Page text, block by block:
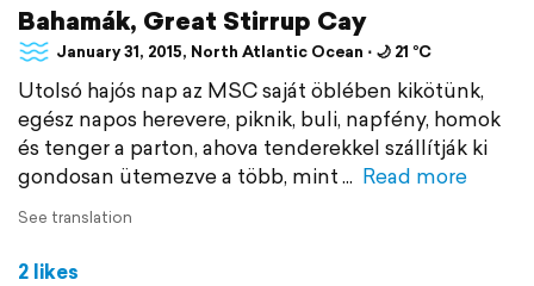
Bahamák, Great Stirrup Cay
January 31, 2015, North Atlantic Ocean ⋅ 🌙 21 °C
Utolsó hajós nap az MSC saját öblében kikötünk,
egész napos herevere, piknik, buli, napfény, homok
és tenger a parton, ahova tenderekkel szállítják ki
gondosan ütemezve a több, mint
Read more
See translation
2 likes